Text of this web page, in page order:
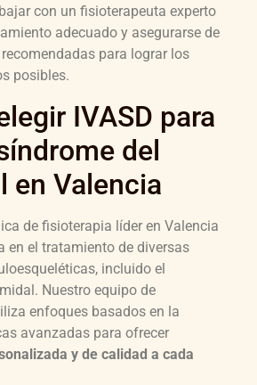
con un fisioterapeuta experto
adecuado y asegurarse de
para lograr los
posibles.
IVASD para
del
en Valencia
de fisioterapia líder en Valencia
en el tratamiento de diversas
incluido el
Nuestro equipo de
enfoques basados en la
avanzadas para ofrecer
y de calidad a cada